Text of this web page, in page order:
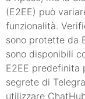
(E2EE) può
funzionalità.
sono protette da
sono disponibili
E2EE predefinita
segrete di
utilizzare